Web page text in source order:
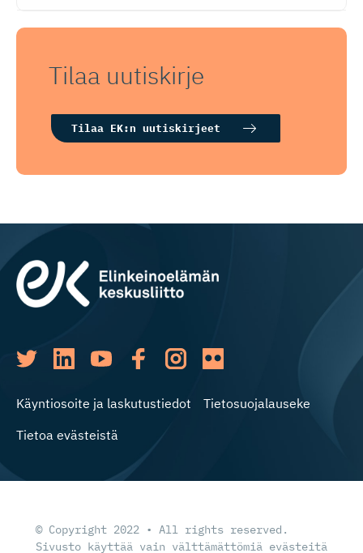
Tilaa uutiskirje
Tilaa EK:n uutiskirjeet
Käyntiosoite ja laskutustiedot
Tietosuojalauseke
Tietoa evästeistä
© Copyright 2022 • All rights reserved.
Sivusto käyttää vain välttämättömiä evästeitä